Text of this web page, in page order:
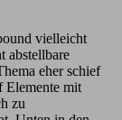
vielleicht
abstellbare
eher schief
Elemente mit
zu